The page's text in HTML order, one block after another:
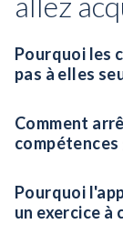
Pourquoi les
pas à elles
pour constituer
Comment
pour identifier et
Pourquoi
un exercice à